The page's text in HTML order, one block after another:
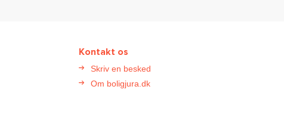
Kontakt os
Skriv en besked
Om boligjura.dk